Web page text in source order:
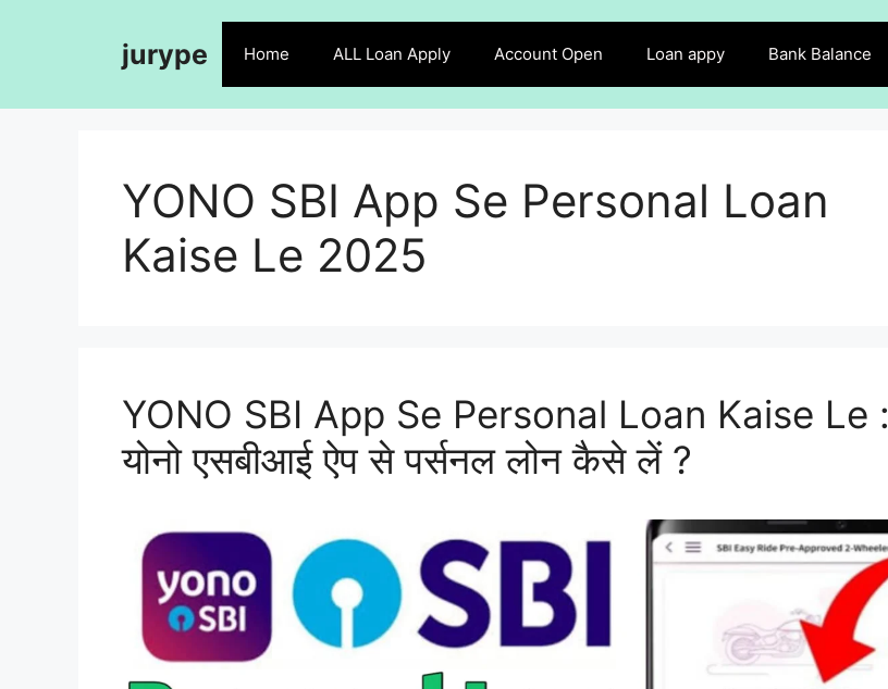
jurype Home ALL Loan Apply Account Open Loan appy Bank Balance
YONO SBI App Se Personal Loan
Kaise Le 2025
YONO SBI App Se Personal Loan Kaise Le :
योनो एसबीआई ऐप से पर्सनल लोन कैसे लें ?